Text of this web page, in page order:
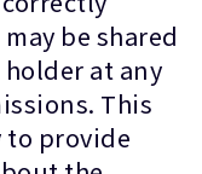
be shared
at any
This
provide